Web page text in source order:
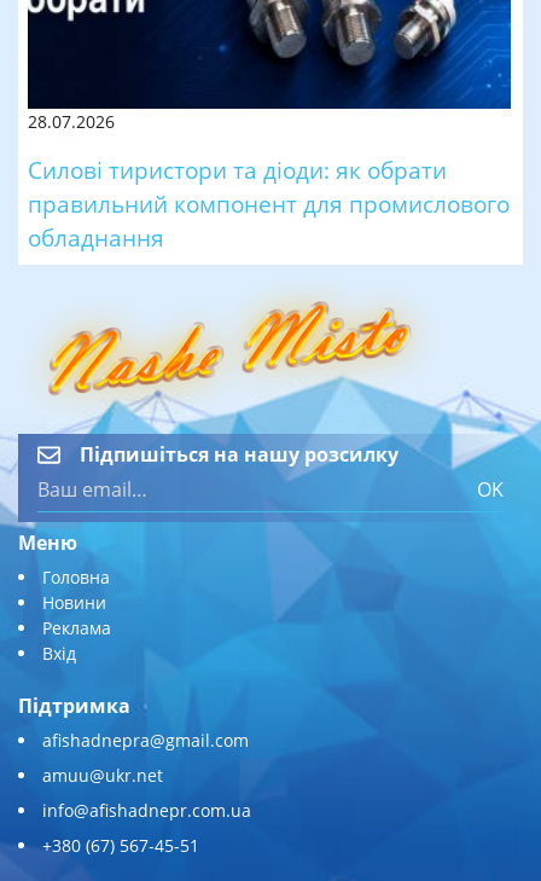
28.07.2026
Силові тиристори та діоди: як обрати
правильний компонент для промислового
обладнання
Підпишіться на нашу розсилку
OK
Меню
Головна
Новини
Реклама
Вхід
Підтримка
afishadnepra@gmail.com
amuu@ukr.net
info@afishadnepr.com.ua
+380 (67) 567-45-51